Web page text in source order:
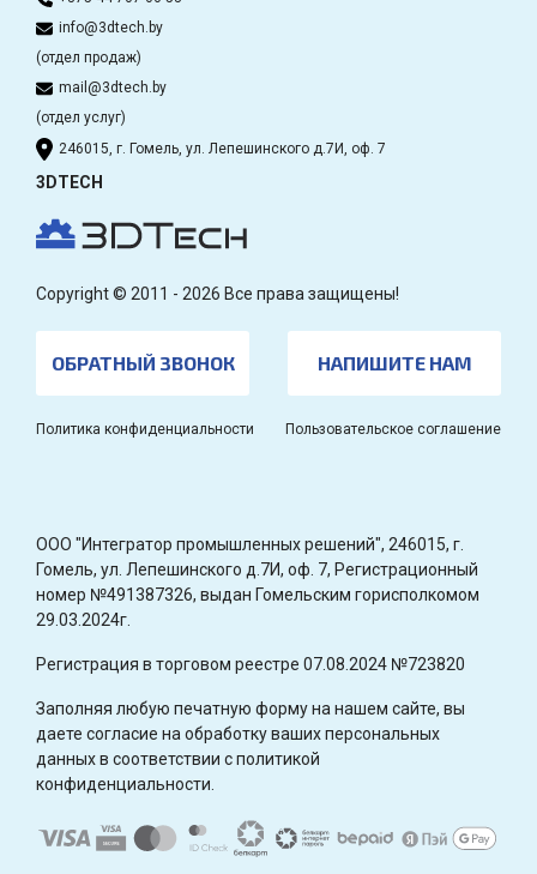
info@3dtech.by
(отдел продаж)
mail@3dtech.by
(отдел услуг)
246015, г. Гомель, ул. Лепешинского д.7И, оф. 7
3DTECH
Copyright © 2011 - 2026 Все права защищены!
ОБРАТНЫЙ ЗВОНОК НАПИШИТЕ НАМ
Политика конфиденциальности Пользовательское соглашение
OOO "Интегратор промышленных решений", 246015, г.
Гомель, ул. Лепешинского д.7И, оф. 7, Регистрационный
номер №491387326, выдан Гомельским горисполкомом
29.03.2024г.
Регистрация в торговом реестре 07.08.2024 №723820
Заполняя любую печатную форму на нашем сайте, вы
даете согласие на обработку ваших персональных
данных в соответствии с политикой
конфиденциальности.